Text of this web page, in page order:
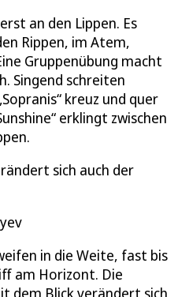
an den Lippen. Es
Rippen, im Atem,
Gruppenübung macht
Singend schreiten
kreuz und quer
erklingt zwischen
sich auch der
in die Weite, fast bis
am Horizont. Die
dem Blick verändert sich